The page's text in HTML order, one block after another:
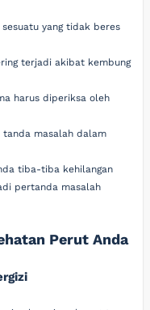
yang tidak beres
terjadi akibat kembung
harus diperiksa oleh
tanda masalah dalam
tiba-tiba kehilangan
pertanda masalah
Perut Anda